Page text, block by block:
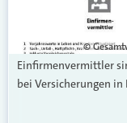
©
Einfirmenvermittler
bei Versicherungen in